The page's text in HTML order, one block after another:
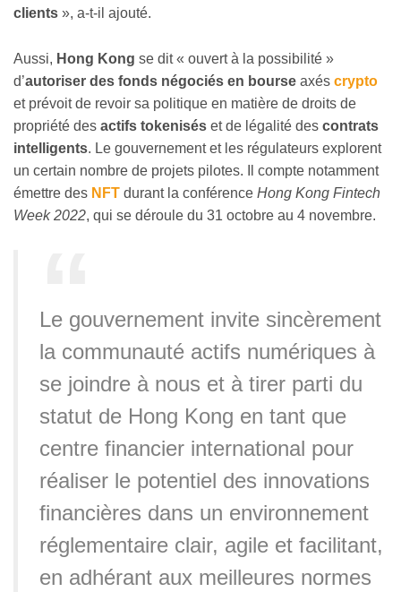
clients », a-t-il ajouté.
Aussi, Hong Kong se dit « ouvert à la possibilité »
d’autoriser des fonds négociés en bourse axés crypto
et prévoit de revoir sa politique en matière de droits de
propriété des actifs tokenisés et de légalité des contrats
intelligents. Le gouvernement et les régulateurs explorent
un certain nombre de projets pilotes. Il compte notamment
émettre des NFT durant la conférence Hong Kong Fintech
Week 2022, qui se déroule du 31 octobre au 4 novembre.
Le gouvernement invite sincèrement
la communauté actifs numériques à
se joindre à nous et à tirer parti du
statut de Hong Kong en tant que
centre financier international pour
réaliser le potentiel des innovations
financières dans un environnement
réglementaire clair, agile et facilitant,
en adhérant aux meilleures normes